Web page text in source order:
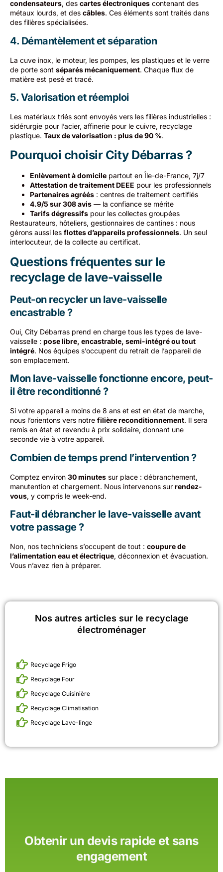
condensateurs, des cartes électroniques contenant des
métaux lourds, et des câbles. Ces éléments sont traités dans
des filières spécialisées.
4. Démantèlement et séparation
La cuve inox, le moteur, les pompes, les plastiques et le verre
de porte sont séparés mécaniquement. Chaque flux de
matière est pesé et tracé.
5. Valorisation et réemploi
Les matériaux triés sont envoyés vers les filières industrielles :
sidérurgie pour l’acier, affinerie pour le cuivre, recyclage
plastique. Taux de valorisation : plus de 90 %.
Pourquoi choisir City Débarras ?
Enlèvement à domicile partout en Île-de-France, 7j/7
Attestation de traitement DEEE pour les professionnels
Partenaires agréés : centres de traitement certifiés
4.9/5 sur 308 avis — la confiance se mérite
Tarifs dégressifs pour les collectes groupées
Restaurateurs, hôteliers, gestionnaires de cantines : nous
gérons aussi les flottes d’appareils professionnels. Un seul
interlocuteur, de la collecte au certificat.
Questions fréquentes sur le
recyclage de lave-vaisselle
Peut-on recycler un lave-vaisselle
encastrable ?
Oui, City Débarras prend en charge tous les types de lave-
vaisselle : pose libre, encastrable, semi-intégré ou tout
intégré. Nos équipes s’occupent du retrait de l’appareil de
son emplacement.
Mon lave-vaisselle fonctionne encore, peut-
il être reconditionné ?
Si votre appareil a moins de 8 ans et est en état de marche,
nous l’orientons vers notre filière reconditionnement. Il sera
remis en état et revendu à prix solidaire, donnant une
seconde vie à votre appareil.
Combien de temps prend l’intervention ?
Comptez environ 30 minutes sur place : débranchement,
manutention et chargement. Nous intervenons sur rendez-
vous, y compris le week-end.
Faut-il débrancher le lave-vaisselle avant
votre passage ?
Non, nos techniciens s’occupent de tout : coupure de
l’alimentation eau et électrique, déconnexion et évacuation.
Vous n’avez rien à préparer.
Nos autres articles sur le recyclage
électroménager
Recyclage Frigo
Recyclage Four
Recyclage Cuisinière
Recyclage Climatisation
Recyclage Lave-linge
Obtenir un devis rapide et sans
engagement